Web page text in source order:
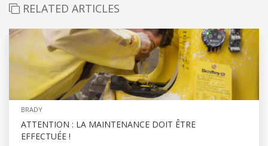
RELATED ARTICLES
BRADY
ATTENTION : LA MAINTENANCE DOIT ÊTRE
EFFECTUÉE !